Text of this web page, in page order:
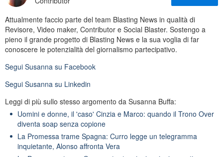
Attualmente faccio parte del team Blasting News in qualità di
Revisore, Video maker, Contributor e Social Blaster. Sostengo a
pieno il grande progetto di Blasting News e la sua voglia di far
conoscere le potenzialità del giornalismo partecipativo.
Segui Susanna su Facebook
Segui Susanna su Linkedin
Leggi di più sullo stesso argomento da Susanna Buffa:
Uomini e donne, il 'caso' Cinzia e Marco: quando il Trono Over
diventa soap senza copione
La Promessa trame Spagna: Curro legge un telegramma
inquietante, Alonso affronta Vera